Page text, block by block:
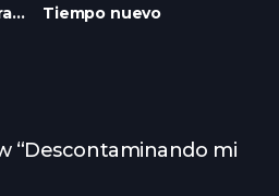
La niñez y la juventud trans en la escuela Tiempo nuevo
“Descontaminando mi